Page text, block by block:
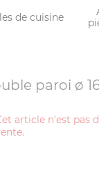
de cuisine
paroi ø
article n'est pas